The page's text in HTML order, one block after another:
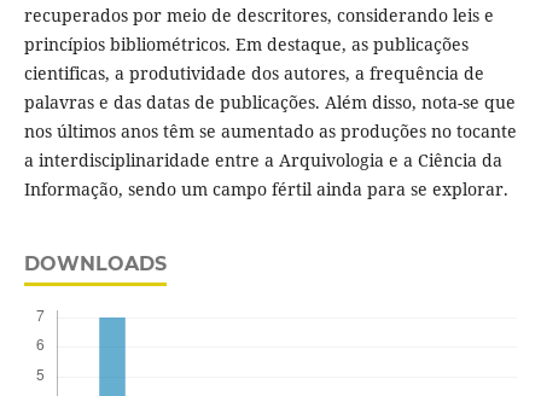
recuperados por meio de descritores, considerando leis e
princípios bibliométricos. Em destaque, as publicações
cientificas, a produtividade dos autores, a frequência de
palavras e das datas de publicações. Além disso, nota-se que
nos últimos anos têm se aumentado as produções no tocante
a interdisciplinaridade entre a Arquivologia e a Ciência da
Informação, sendo um campo fértil ainda para se explorar.
DOWNLOADS